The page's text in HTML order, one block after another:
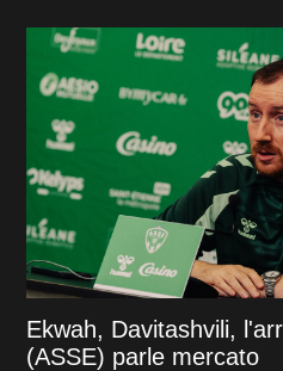
Ekwah, Davitashvili,
(ASSE) parle mercato